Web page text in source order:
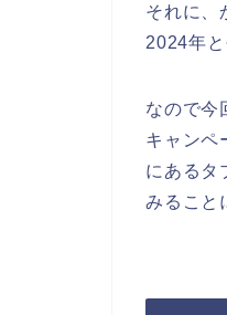
それに、
2024年
なので今
キャンペ
にあるタ
みること